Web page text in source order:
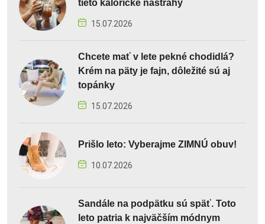
tieto kalorické nástrahy
15.07.2026
Chcete mať v lete pekné chodidlá?
Krém na päty je fajn, dôležité sú aj
topánky
15.07.2026
Prišlo leto: Vyberajme ZIMNÚ obuv!
10.07.2026
Sandále na podpätku sú späť. Toto
leto patria k najväčším módnym